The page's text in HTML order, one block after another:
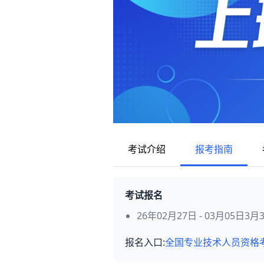
考试介绍 报考指南
考试报名
26年02月27日 - 03月05日3月
报名入口:全国专业技术人员资格